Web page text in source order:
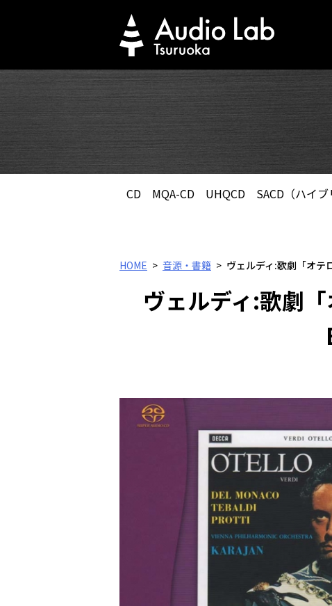
CD MQA-CD UHQCD SACD（ハイブ
HOME 音源・書籍 ヴェルディ:歌劇「オテ
ヴェルディ:歌劇